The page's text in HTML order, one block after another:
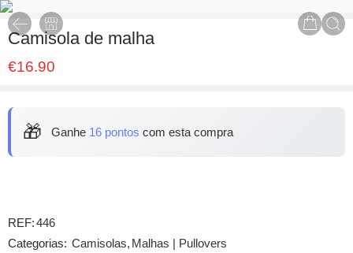
Camisola de malha
€16.90
🎁 Ganhe 16 pontos com esta compra
REF:446
Categorias: Camisolas, Malhas | Pullovers